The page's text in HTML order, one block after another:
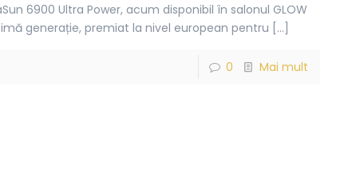
6900 Ultra Power, acum disponibil în salonul GLOW
generație, premiat la nivel european pentru […]
0 Mai mult